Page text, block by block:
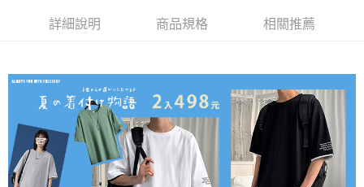
詳細說明 商品規格 相關推薦